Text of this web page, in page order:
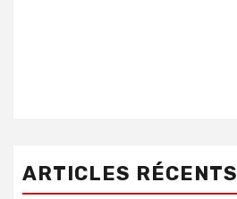
ARTICLES RÉCENTS